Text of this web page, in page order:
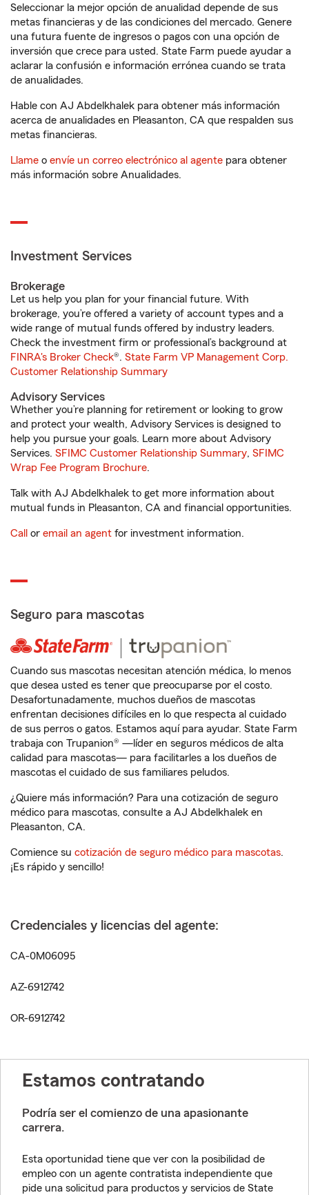
Seleccionar la mejor opción de anualidad depende de sus
metas financieras y de las condiciones del mercado. Genere
una futura fuente de ingresos o pagos con una opción de
inversión que crece para usted. State Farm puede ayudar a
aclarar la confusión e información errónea cuando se trata
de anualidades.
Hable con AJ Abdelkhalek para obtener más información
acerca de anualidades en Pleasanton, CA que respalden sus
metas financieras.
Llame o envíe un correo electrónico al agente para obtener
más información sobre Anualidades.
Investment Services
Brokerage
Let us help you plan for your financial future. With
brokerage, you’re offered a variety of account types and a
wide range of mutual funds offered by industry leaders.
Check the investment firm or professional’s background at
FINRA's Broker Check®. State Farm VP Management Corp.
Customer Relationship Summary
Advisory Services
Whether you’re planning for retirement or looking to grow
and protect your wealth, Advisory Services is designed to
help you pursue your goals. Learn more about Advisory
Services. SFIMC Customer Relationship Summary, SFIMC
Wrap Fee Program Brochure.
Talk with AJ Abdelkhalek to get more information about
mutual funds in Pleasanton, CA and financial opportunities.
Call or email an agent for investment information.
Seguro para mascotas
Cuando sus mascotas necesitan atención médica, lo menos
que desea usted es tener que preocuparse por el costo.
Desafortunadamente, muchos dueños de mascotas
enfrentan decisiones difíciles en lo que respecta al cuidado
de sus perros o gatos. Estamos aquí para ayudar. State Farm
trabaja con Trupanion® —líder en seguros médicos de alta
calidad para mascotas— para facilitarles a los dueños de
mascotas el cuidado de sus familiares peludos.
¿Quiere más información? Para una cotización de seguro
médico para mascotas, consulte a AJ Abdelkhalek en
Pleasanton, CA.
Comience su cotización de seguro médico para mascotas.
¡Es rápido y sencillo!
Credenciales y licencias del agente:
CA-0M06095
AZ-6912742
OR-6912742
Estamos contratando
Podría ser el comienzo de una apasionante
carrera.
Esta oportunidad tiene que ver con la posibilidad de
empleo con un agente contratista independiente que
pide una solicitud para productos y servicios de State